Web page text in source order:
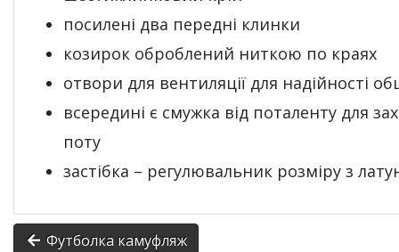
посилені два передні клинки
козирок оброблений ниткою по краях
отвори для вентиляції для надійності
всередині є смужка від поталенту для
поту
застібка – регулювальник розміру з
Футболка камуфляж